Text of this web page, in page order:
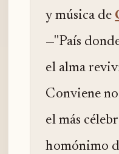
y música de
—"País
el alma
Conviene
el más
homónimo